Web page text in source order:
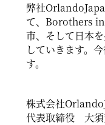
弊社
て、Borothers
市、そして日本
していきます。
す。
株式会社
代表取締役 大須